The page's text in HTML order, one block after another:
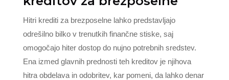
Hitri krediti za brezposelne lahko predstavljajo
odrešilno bilko v trenutkih finančne stiske, saj
omogočajo hiter dostop do nujno potrebnih sredstev.
Ena izmed glavnih prednosti teh kreditov je njihova
hitra obdelava in odobritev, kar pomeni, da lahko denar